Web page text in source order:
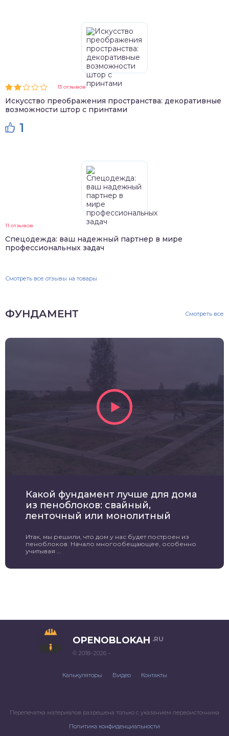
13 отзывов
Искусство преображения пространства: декоративные
возможности штор с принтами
1
11 отзывов
Спецодежда: ваш надежный партнер в мире
профессиональных задач
Смотреть все отзывы на товары
ФУНДАМЕНТ Смотреть все
Какой фундамент лучше для дома
из пеноблоков: свайный,
ленточный или монолитный
Итак, мы решили, что дом у нас будет построен из
пеноблоков. Начало многообещающее, особенно
учитывая ...
OPENOBLOKAH .RU
© 2018–2026 –
Калькуляторы Видео Контакты
Перепечатка материалов разрешена только с указанием первоисточника
Политика конфиденциальности